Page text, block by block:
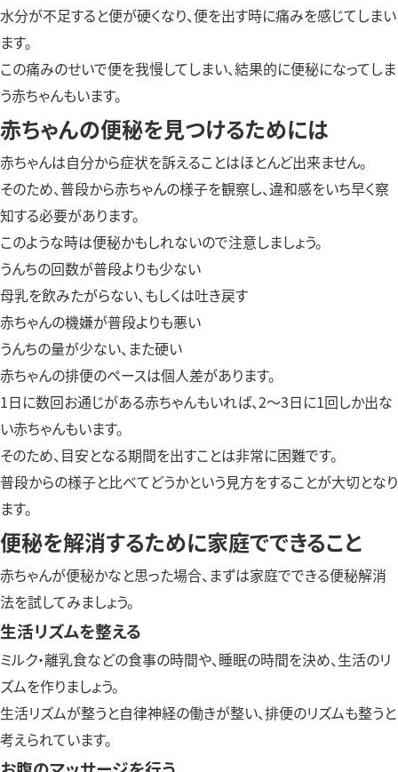
水分が不足すると便が硬くなり、便を出す時に痛みを感じてしまい
ます。
この痛みのせいで便を我慢してしまい、結果的に便秘になってしま
う赤ちゃんもいます。
赤ちゃんの便秘を見つけるためには
赤ちゃんは自分から症状を訴えることはほとんど出来ません。
そのため、普段から赤ちゃんの様子を観察し、違和感をいち早く察
知する必要があります。
このような時は便秘かもしれないので注意しましょう。
うんちの回数が普段よりも少ない
母乳を飲みたがらない、もしくは吐き戻す
赤ちゃんの機嫌が普段よりも悪い
うんちの量が少ない、また硬い
赤ちゃんの排便のペースは個人差があります。
1日に数回お通じがある赤ちゃんもいれば、2～3日に1回しか出な
い赤ちゃんもいます。
そのため、目安となる期間を出すことは非常に困難です。
普段からの様子と比べてどうかという見方をすることが大切となり
ます。
便秘を解消するために家庭でできること
赤ちゃんが便秘かなと思った場合、まずは家庭でできる便秘解消
法を試してみましょう。
生活リズムを整える
ミルク・離乳食などの食事の時間や、睡眠の時間を決め、生活のリ
ズムを作りましょう。
生活リズムが整うと自律神経の働きが整い、排便のリズムも整うと
考えられています。